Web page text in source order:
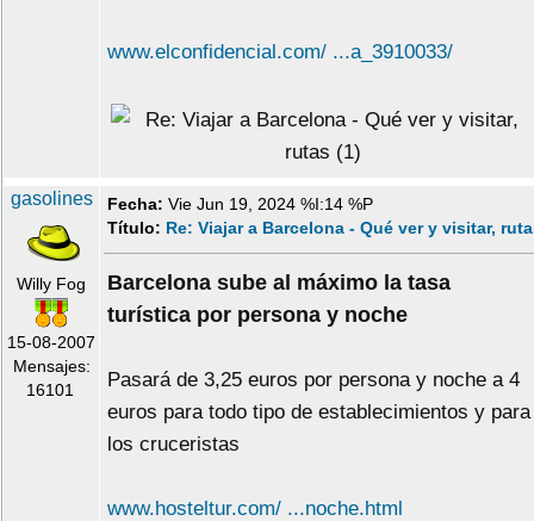
www.elconfidencial.com/ ...a_3910033/
gasolines
Willy Fog
15-08-2007
Mensajes:
16101
Fecha: Vie Jun 19, 2024 %I:14 %P
Título: Re: Viajar a Barcelona - Qué ver y visitar,
Barcelona sube al máximo la tasa
turística por persona y noche
Pasará de 3,25 euros por persona y noche a 4
euros para todo tipo de establecimientos y para
los cruceristas
www.hosteltur.com/ ...noche.html